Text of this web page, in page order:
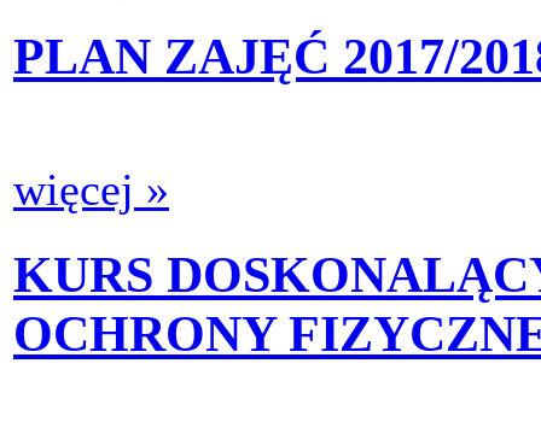
PLAN ZAJĘĆ 2017/
więcej »
KURS
OCHRONY